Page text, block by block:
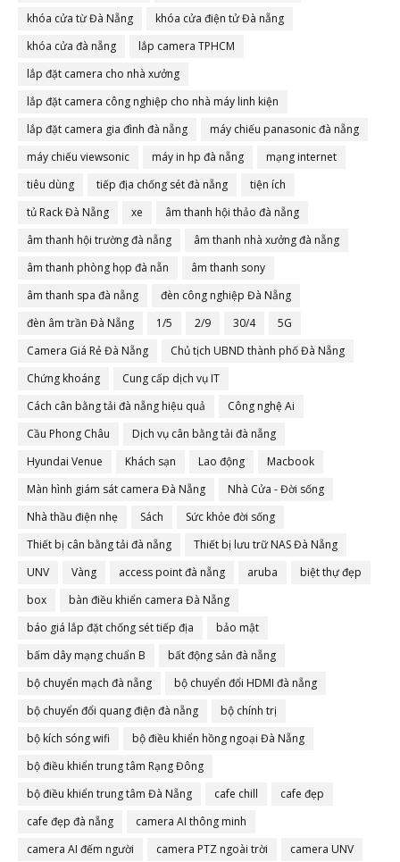
khóa cửa từ Đà Nẵng
khóa cửa điện tử Đà nẵng
khóa cửa đà nẵng
lắp camera TPHCM
lắp đặt camera cho nhà xưởng
lắp đặt camera công nghiệp cho nhà máy linh kiện
lắp đặt camera gia đình đà nẵng
máy chiếu panasonic đà nẵng
máy chiếu viewsonic
máy in hp đà nẵng
mạng internet
tiêu dùng
tiếp địa chống sét đà nẵng
tiện ích
tủ Rack Đà Nẵng
xe
âm thanh hội thảo đà nẵng
âm thanh hội trường đà nẵng
âm thanh nhà xưởng đà nẵng
âm thanh phòng họp đà nẵn
âm thanh sony
âm thanh spa đà nẵng
đèn công nghiệp Đà Nẵng
đèn âm trần Đà Nẵng
1/5 2/9 30/4
5G
Camera Giá Rẻ Đà Nẵng
Chủ tịch UBND thành phố Đà Nẵng
Chứng khoáng
Cung cấp dịch vụ IT
Cách cân bằng tải đà nẵng hiệu quả
Công nghệ Ai
Cầu Phong Châu
Dịch vụ cân bằng tải đà nẵng
Hyundai Venue
Khách sạn Lao động
Macbook
Màn hình giám sát camera Đà Nẵng
Nhà Cửa - Đời sống
Nhà thầu điện nhẹ
Sách
Sức khỏe đời sống
Thiết bị cân bằng tải đà nẵng
Thiết bị lưu trữ NAS Đà Nẵng
UNV
Vàng access point đà nẵng aruba
biệt thự đẹp
box
bàn điều khiển camera Đà Nẵng
báo giá lắp đặt chống sét tiếp địa
bảo mật
bấm dây mạng chuẩn B
bất động sản đà nẵng
bộ chuyển mạch đà nẵng
bộ chuyển đổi HDMI đà nẵng
bộ chuyển đổi quang điện đà nẵng
bộ chính trị
bộ kích sóng wifi
bộ điều khiển hồng ngoại Đà Nẵng
bộ điều khiển trung tâm Rạng Đông
bộ điều khiển trung tâm Đà Nẵng
cafe chill
cafe đẹp
cafe đẹp đà nẵng
camera AI thông minh
camera AI đếm người
camera PTZ ngoài trời
camera UNV